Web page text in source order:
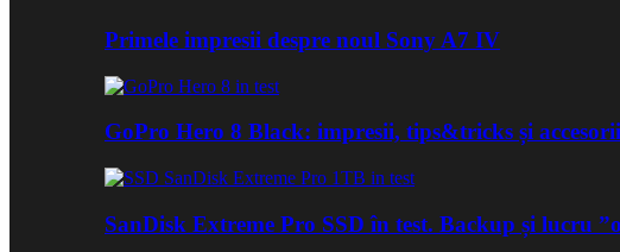
Primele impresii despre noul Sony A7 IV
GoPro Hero 8 Black: impresii, tips&tricks și
SanDisk Extreme Pro SSD în test. Backup și lucru